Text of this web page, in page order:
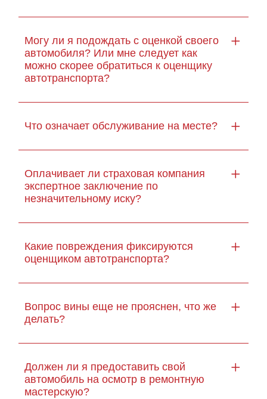
Могу ли я подождать с оценкой своего
автомобиля? Или мне следует как
можно скорее обратиться к оценщику
автотранспорта?
Что означает обслуживание на месте?
Оплачивает ли страховая компания
экспертное заключение по
незначительному иску?
Какие повреждения фиксируются
оценщиком автотранспорта?
Вопрос вины еще не прояснен, что же
делать?
Должен ли я предоставить свой
автомобиль на осмотр в ремонтную
мастерскую?